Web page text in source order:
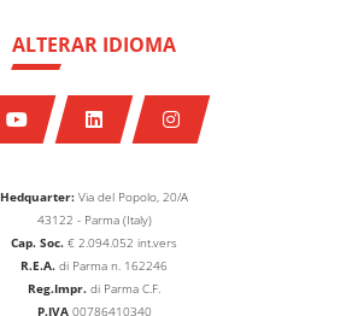
Hedquarter: Via del Popolo, 20/A
43122 - Parma (Italy)
Cap. Soc. € 2.094.052 int.vers
R.E.A. di Parma n. 162246
Reg.Impr. di Parma C.F.
P.IVA00786410340
ALTERAR IDIOMA